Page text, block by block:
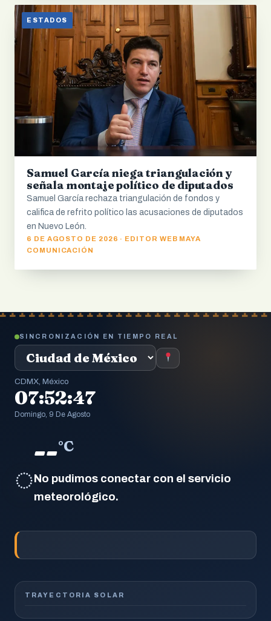
ESTADOS
Samuel García niega triangulación y
señala montaje político de diputados
Samuel García rechaza triangulación de fondos y
califica de refrito político las acusaciones de diputados
en Nuevo León.
6 DE AGOSTO DE 2026 · EDITOR WEB MAYA
COMUNICACIÓN
SINCRONIZACIÓN EN TIEMPO REAL
CDMX, México
07:52:48
Domingo, 9 De Agosto
◌
--°C
No pudimos conectar con el servicio
meteorológico.
TRAYECTORIA SOLAR